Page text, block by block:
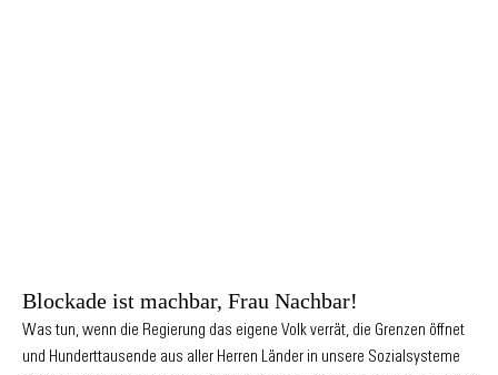
Blockade ist machbar, Frau Nachbar!
Was tun, wenn die Regierung das eigene Volk verrät, die Grenzen öffnet
und Hunderttausende aus aller Herren Länder in unsere Sozialsysteme